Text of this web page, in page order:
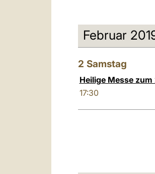
Februar
2 Samstag
Heilige Messe
17:30